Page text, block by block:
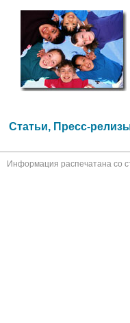
Статьи, Пресс-
Информация распечатана со